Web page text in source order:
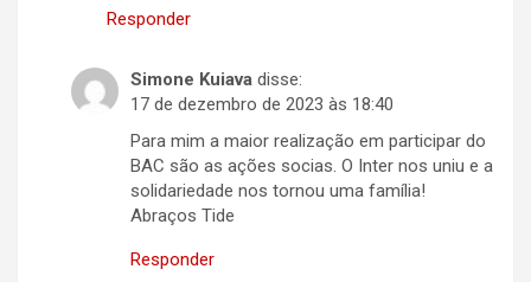
Responder
Simone Kuiava disse:
17 de dezembro de 2023 às 18:40
Para mim a maior realização em participar do
BAC são as ações socias. O Inter nos uniu e a
solidariedade nos tornou uma família!
Abraços Tide
Responder